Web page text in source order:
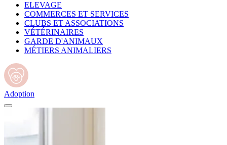
ELEVAGE
COMMERCES ET SERVICES
CLUBS ET ASSOCIATIONS
VÉTÉRINAIRES
GARDE D'ANIMAUX
MÉTIERS ANIMALIERS
Adoption